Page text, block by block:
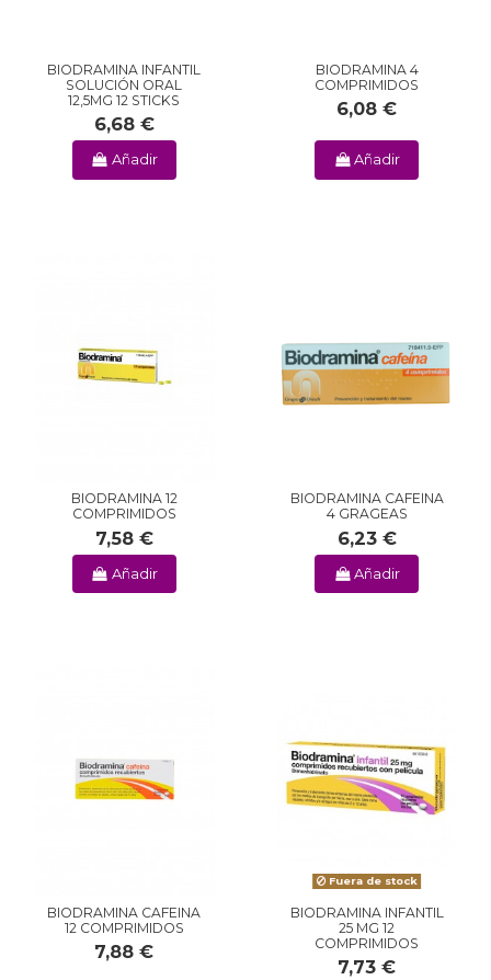
BIODRAMINA INFANTIL
SOLUCIÓN ORAL
12,5MG 12 STICKS
6,68 €
Añadir
BIODRAMINA 4
COMPRIMIDOS
6,08 €
Añadir
BIODRAMINA 12
COMPRIMIDOS
7,58 €
Añadir
BIODRAMINA CAFEINA
4 GRAGEAS
6,23 €
Añadir
BIODRAMINA CAFEINA
12 COMPRIMIDOS
7,88 €
Fuera de stock
BIODRAMINA INFANTIL
25 MG 12
COMPRIMIDOS
7,73 €